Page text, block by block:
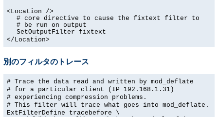
<Location />
# core directive to cause the fixtext filter to
# be run on output
SetOutputFilter fixtext
</Location>
別のフィルタのトレース
# Trace the data read and written by mod_deflate
# for a particular client (IP 192.168.1.31)
# experiencing compression problems.
# This filter will trace what goes into mod_deflate.
ExtFilterDefine tracebefore \